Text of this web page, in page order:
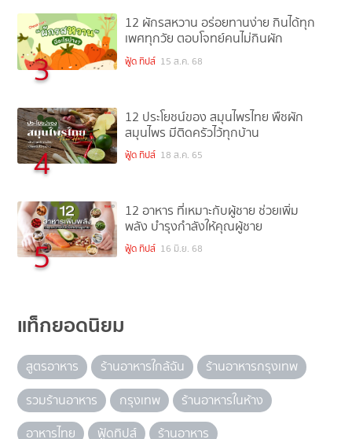
3
12 ผักรสหวาน อร่อยทานง่าย กินได้ทุก
เพศทุกวัย ตอบโจทย์คนไม่กินผัก
ฟู้ด ทิปส์ 15 ส.ค. 68
4
12 ประโยชน์ของ สมุนไพรไทย พืชผัก
สมุนไพร มีติดครัวไว้ทุกบ้าน
ฟู้ด ทิปส์ 18 ส.ค. 65
5
12 อาหาร ที่เหมาะกับผู้ชาย ช่วยเพิ่ม
พลัง บำรุงกำลังให้คุณผู้ชาย
ฟู้ด ทิปส์ 16 มิ.ย. 68
แท็กยอดนิยม
สูตรอาหาร ร้านอาหารใกล้ฉัน
ร้านอาหารกรุงเทพ
รวมร้านอาหาร
กรุงเทพ
ร้านอาหารในห้าง
อาหารไทย
ฟู้ดทิปส์
ร้านอาหาร